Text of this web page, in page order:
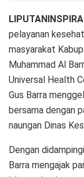
pelayanan
masyarakat
Muhammad Al
Universal Health
Gus Barra
bersama dengan
naungan Dinas
Dengan
Barra mengajak